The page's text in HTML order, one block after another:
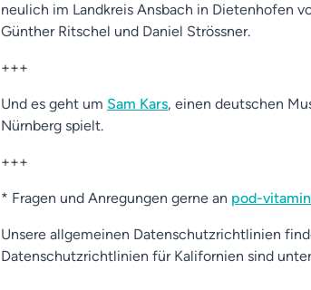
neulich im Landkreis Ansbach in Dietenhofen
Günther Ritschel und Daniel Strössner.
+++
Und es geht um Sam Kars, einen deutschen
Nürnberg spielt.
+++
* Fragen und Anregungen gerne an pod-
Unsere allgemeinen Datenschutzrichtlinien
Datenschutzrichtlinien für Kalifornien sind